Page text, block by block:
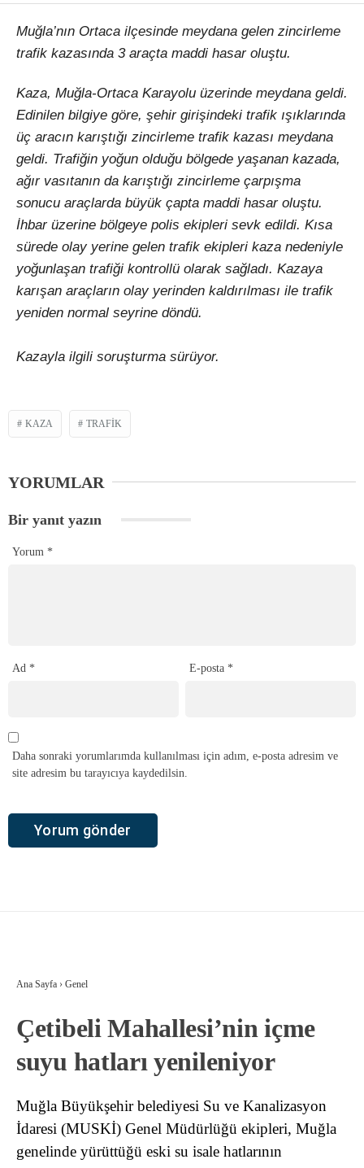
Muğla’nın Ortaca ilçesinde meydana gelen zincirleme
trafik kazasında 3 araçta maddi hasar oluştu.
Kaza, Muğla-Ortaca Karayolu üzerinde meydana geldi.
Edinilen bilgiye göre, şehir girişindeki trafik ışıklarında
üç aracın karıştığı zincirleme trafik kazası meydana
geldi. Trafiğin yoğun olduğu bölgede yaşanan kazada,
ağır vasıtanın da karıştığı zincirleme çarpışma
sonucu araçlarda büyük çapta maddi hasar oluştu.
İhbar üzerine bölgeye polis ekipleri sevk edildi. Kısa
sürede olay yerine gelen trafik ekipleri kaza nedeniyle
yoğunlaşan trafiği kontrollü olarak sağladı. Kazaya
karışan araçların olay yerinden kaldırılması ile trafik
yeniden normal seyrine döndü.
Kazayla ilgili soruşturma sürüyor.
KAZA TRAFIK
YORUMLAR
Bir yanıt yazın
Yorum *
Ad * E-posta *
Daha sonraki yorumlarımda kullanılması için adım, e-posta adresim ve
site adresim bu tarayıcıya kaydedilsin.
Ana Sayfa › Genel
Çetibeli Mahallesi’nin içme
suyu hatları yenileniyor
Muğla Büyükşehir belediyesi Su ve Kanalizasyon
İdaresi (MUSKİ) Genel Müdürlüğü ekipleri, Muğla
genelinde yürüttüğü eski su isale hatlarının